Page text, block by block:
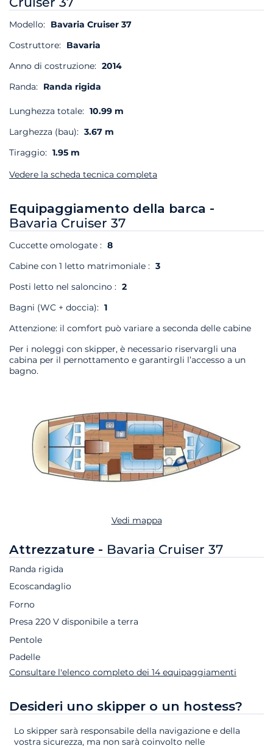
Modello: Bavaria Cruiser 37
Costruttore: Bavaria
Anno di costruzione: 2014
Randa: Randa rigida
Lunghezza totale: 10.99 m
Larghezza (bau): 3.67 m
Tiraggio: 1.95 m
Vedere la scheda tecnica completa
Equipaggiamento della barca -
Bavaria Cruiser 37
Cuccette omologate : 8
Cabine con 1 letto matrimoniale : 3
Posti letto nel saloncino : 2
Bagni (WC + doccia): 1
Attenzione: il comfort può variare a seconda delle cabine
Per i noleggi con skipper, è necessario riservargli una
cabina per il pernottamento e garantirgli l’accesso a un
bagno.
Vedi mappa
Attrezzature - Bavaria Cruiser 37
Randa rigida
Ecoscandaglio
Forno
Presa 220 V disponibile a terra
Pentole
Padelle
Consultare l'elenco completo dei 14 equipaggiamenti
Desideri uno skipper o un hostess?
Lo skipper sarà responsabile della navigazione e della
vostra sicurezza, ma non sarà coinvolto nelle